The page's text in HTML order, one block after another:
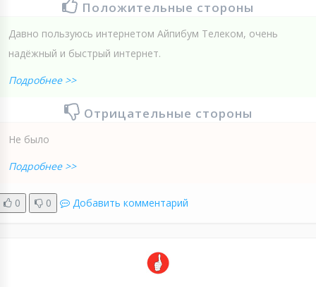
Положительные стороны
Давно пользуюсь интернетом Айпибум Телеком, очень
надёжный и быстрый интернет.
Подробнее >>
Отрицательные стороны
Не было
Подробнее >>
0 0 Добавить комментарий